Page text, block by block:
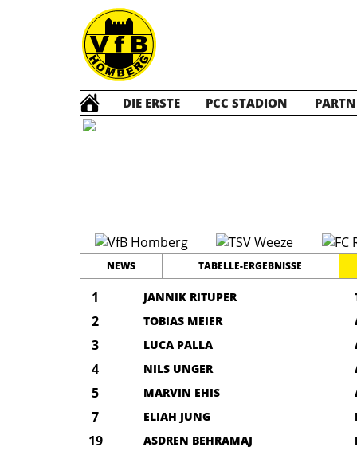
DIE ERSTE PCC STADION
NEWS TABELLE-ERGEBNISSE
1 JANNIK RITUPER
2 TOBIAS MEIER
3 LUCA PALLA
4 NILS UNGER
5 MARVIN EHIS
7 ELIAH JUNG
19 ASDREN BEHRAMAJ